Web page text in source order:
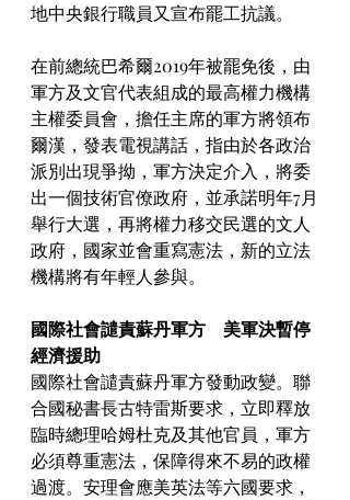
地中央銀行職員又宣布罷工抗議。
在前總統巴希爾2019年被罷免後，由
軍方及文官代表組成的最高權力機構
主權委員會，擔任主席的軍方將領布
爾漢，發表電視講話，指由於各政治
派別出現爭拗，軍方決定介入，將委
出一個技術官僚政府，並承諾明年7月
舉行大選，再將權力移交民選的文人
政府，國家並會重寫憲法，新的立法
機構將有年輕人參與。
國際社會譴責蘇丹軍方　美軍決暫停
經濟援助
國際社會譴責蘇丹軍方發動政變。聯
合國秘書長古特雷斯要求，立即釋放
臨時總理哈姆杜克及其他官員，軍方
必須尊重憲法，保障得來不易的政權
過渡。安理會應美英法等六國要求，